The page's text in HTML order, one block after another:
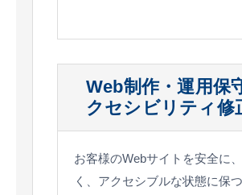
Web制作・運用保
クセシビリティ修
お客様のWebサイトを安全に
く、アクセシブルな状態に保